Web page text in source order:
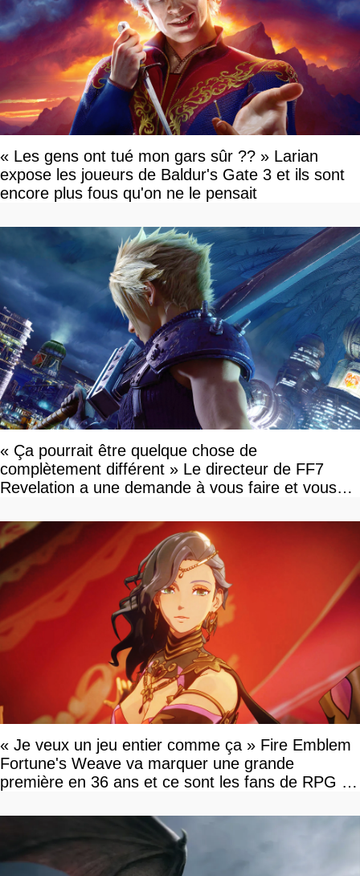
« Les gens ont tué mon gars sûr ?? » Larian
expose les joueurs de Baldur's Gate 3 et ils sont
encore plus fous qu'on ne le pensait
« Ça pourrait être quelque chose de
complètement différent » Le directeur de FF7
Revelation a une demande à vous faire et vous
« Je veux un jeu entier comme ça » Fire Emblem
Fortune's Weave va marquer une grande
première en 36 ans et ce sont les fans de RPG en